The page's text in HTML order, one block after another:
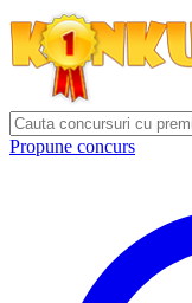
Propune concurs